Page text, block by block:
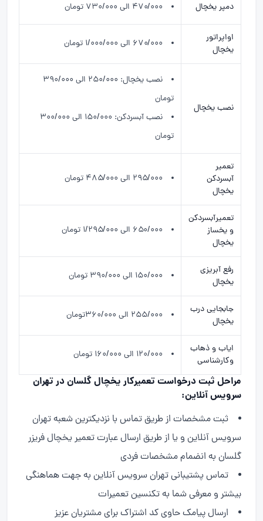
دمپر یخچال ۴۷۰/۰۰۰ الی ۷۳۰/۰۰۰ تومان
اواپراتور
یخچال
۶۷۰/۰۰۰ الی ۱/۰۰۰/۰۰۰ تومان
نصب یخچال
نصب یخچال: ۲۵۰/۰۰۰ الی ۳۹۰/۰۰۰
تومان
نصب آبسردکن: ۱۵۰/۰۰۰ الی ۳۰۰/۰۰۰
تومان
تعمیر
آبسردکن
یخچال
۲۹۵/۰۰۰ الی ۴۸۵/۰۰۰ تومان
تعمیرآبسردکن
و یخساز
یخچال
۶۵۰/۰۰۰ الی ۱/۲۹۵/۰۰۰ تومان
رفع آبریزی
یخچال
۱۵۰/۰۰۰ الی ۳۹۰/۰۰۰ تومان
جابجایی درب
یخچال
۲۵۵/۰۰۰ الی ۳۶۰/۰۰۰تومان
ایاب و ذهاب
وکارشناسی
۱۲۰/۰۰۰ الی ۱۶۰/۰۰۰ تومان
مراحل ثبت درخواست تعمیرکار یخچال گلسان در تهران
سرویس آنلاین:
ثبت مشخصات از طریق تماس با نزدیکترین شعبه تهران
سرویس آنلاین و یا از طریق ارسال عبارت تعمیر یخچال فریزر
گلسان به انضمام مشخصات فردی
تماس پشتیبانی تهران سرویس آنلاین به جهت هماهنگی
بیشتر و معرفی شما به تکنسین تعمیرات
ارسال پیامک حاوی کد اشتراک برای مشتریان عزیز